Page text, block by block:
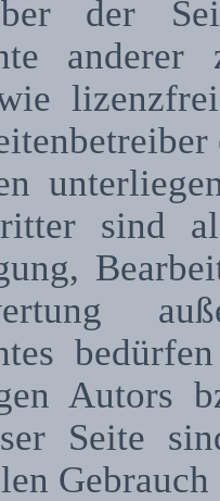
der
sind
Autors
Seite
Gebrauch